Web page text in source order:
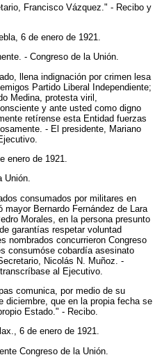
Francisco Vázquez." - Recibo y
6 de enero de 1921.
- Congreso de la Unión.
llena indignación por crimen lesa
Partido Liberal Independiente;
Medina, protesta viril,
y ante usted como digno
retírense esta Entidad fuerzas
- El presidente, Mariano
enero de 1921.
Unión.
consumados por militares en
Bernardo Fernández de Lara
Morales, en la persona presunto
garantías respetar voluntad
nombrados concurrieron Congreso
consumóse cobardía asesinato
Nicolás N. Muñoz. -
al Ejecutivo.
comunica, por medio de su
diciembre, que en la propia fecha se
Estado." - Recibo.
6 de enero de 1921.
Congreso de la Unión.